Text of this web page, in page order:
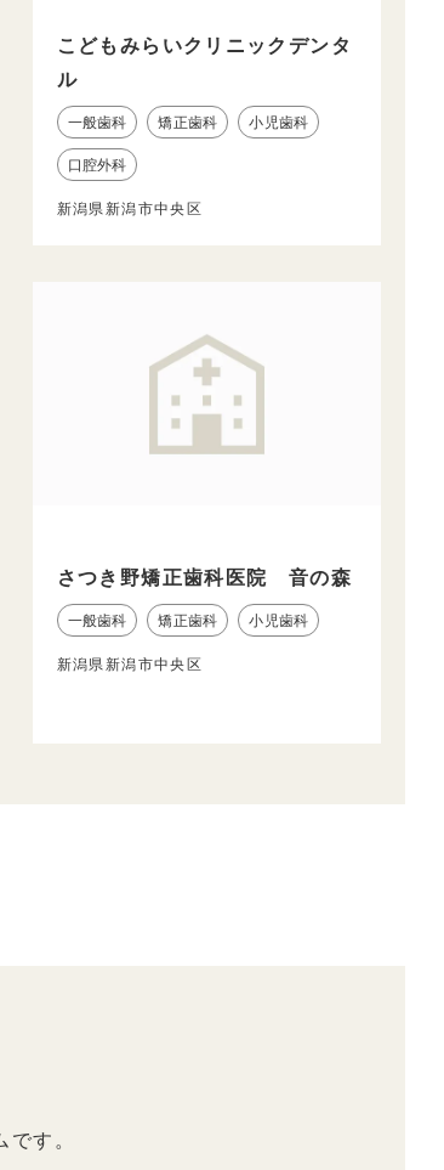
こどもみらいクリニックデンタ
ル
一般歯科 矯正歯科 小児歯科
口腔外科
新潟県新潟市中央区
さつき野矯正歯科医院 音の森
一般歯科 矯正歯科 小児歯科
新潟県新潟市中央区
す。